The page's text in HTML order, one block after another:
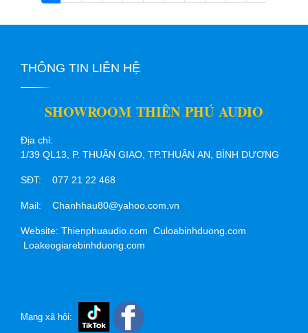
THÔNG TIN LIÊN HỆ
SHOWROOM THIÊN PHÚ AUDIO
Địa chỉ:
1/39 QL13, P. THUẬN GIAO, TP.THUẬN AN, BÌNH DƯƠNG
SĐT: 077 21 22 468
Mail: Chanhhau80@yahoo.com.vn
Website: Thienphuaudio.com Culoabinhduong.com
Loakeogiarebinhduong.com
Mạng xã hội: